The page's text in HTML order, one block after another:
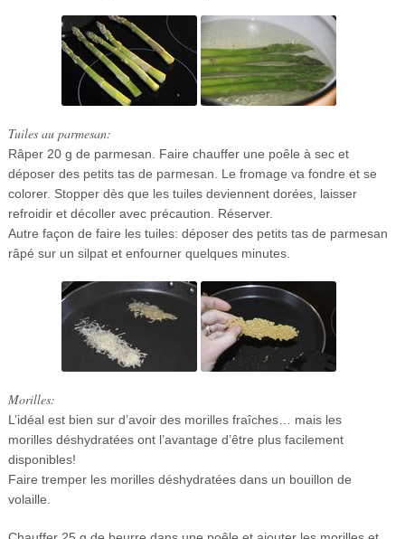
Tuiles au parmesan:
Râper 20 g de parmesan. Faire chauffer une poêle à sec et
déposer des petits tas de parmesan. Le fromage va fondre et se
colorer. Stopper dès que les tuiles deviennent dorées, laisser
refroidir et décoller avec précaution. Réserver.
Autre façon de faire les tuiles: déposer des petits tas de parmesan
râpé sur un silpat et enfourner quelques minutes.
Morilles:
L’idéal est bien sur d’avoir des morilles fraîches… mais les
morilles déshydratées ont l’avantage d’être plus facilement
disponibles!
Faire tremper les morilles déshydratées dans un bouillon de
volaille.